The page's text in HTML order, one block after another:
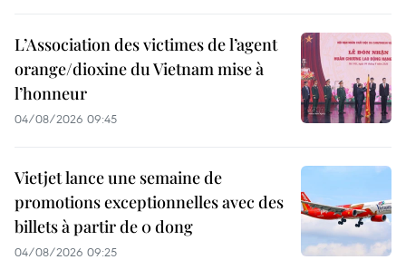
L’Association des victimes de l’agent
orange/dioxine du Vietnam mise à
l’honneur
04/08/2026 09:45
Vietjet lance une semaine de
promotions exceptionnelles avec des
billets à partir de 0 dong
04/08/2026 09:25